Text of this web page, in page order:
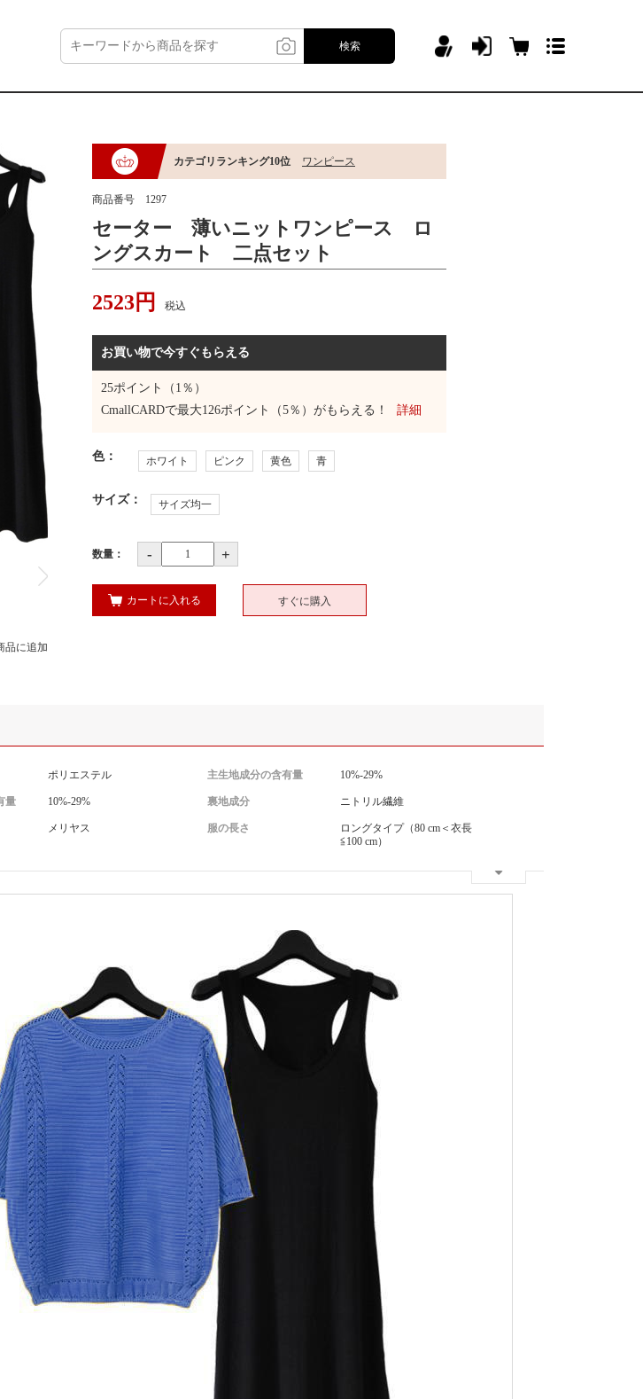
検索
品に追加
カテゴリランキング10位 ワンピース
商品番号 1297
セーター 薄いニットワンピース ロ
ングスカート 二点セット
2523円 税込
お買い物で今すぐもらえる
25ポイント（1％）
CmallCARDで最大126ポイント（5％）がもらえる！ 詳細
色： ホワイト ピンク 黄色 青
サイズ： サイズ均一
数量： - +
カートに入れる すぐに購入
ポリエステル 主生地成分の含有量 10%-29%
量 10%-29% 裏地成分 ニトリル繊維
メリヤス 服の長さ
ロングタイプ（80 cm＜衣長
≦100 cm）